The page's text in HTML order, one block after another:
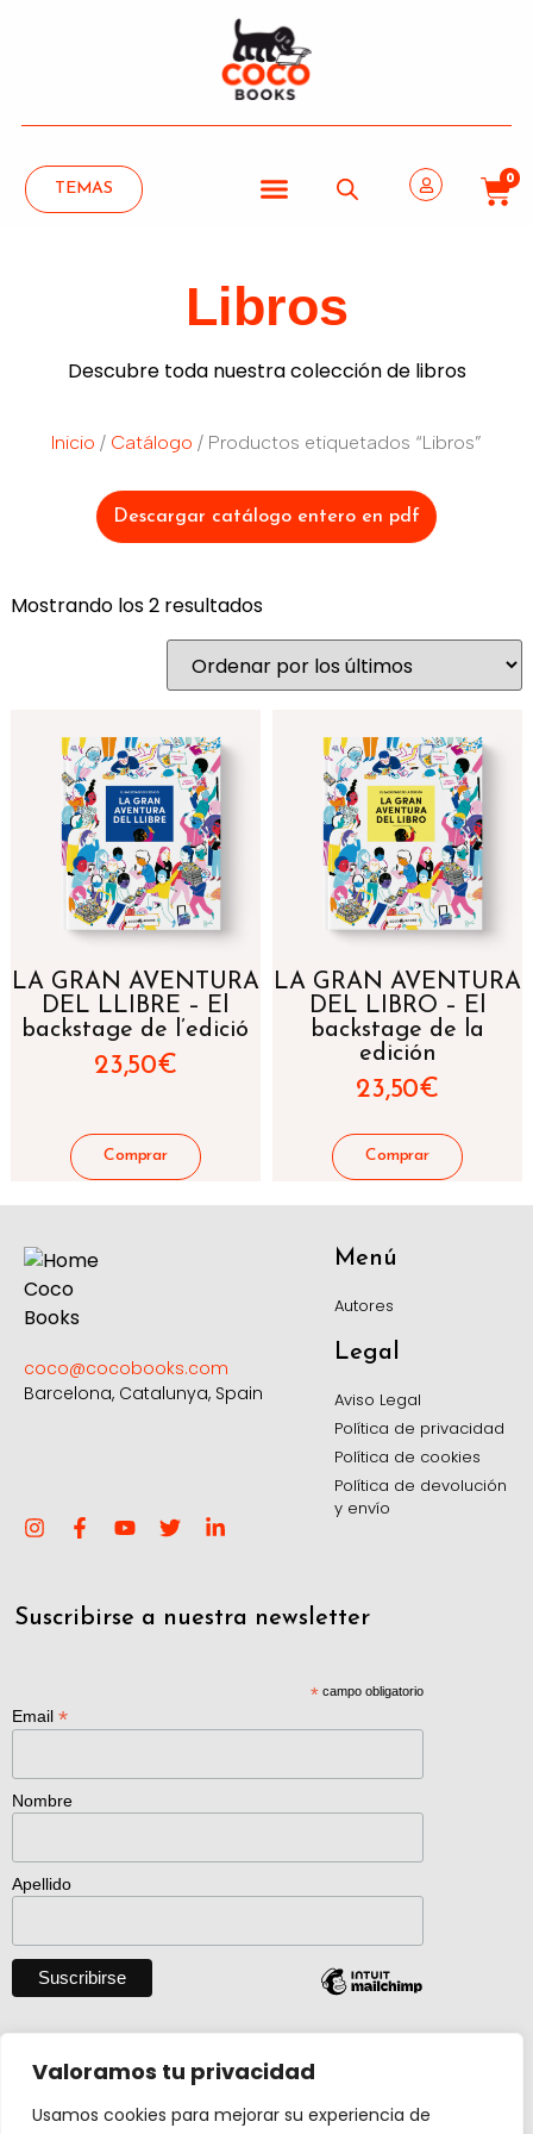
Valoramos tu privacidad
Usamos cookies para mejorar su experiencia de
TEMAS
0
Libros
Descubre toda nuestra colección de libros
Inicio / Catálogo / Productos etiquetados “Libros”
Descargar catálogo entero en pdf
Mostrando los 2 resultados
LA GRAN AVENTURA
DEL LLIBRE – El
backstage de l’edició
23,50€
LA GRAN AVENTURA
DEL LIBRO – El
backstage de la
edición
23,50€
coco@cocobooks.com
Barcelona, Catalunya, Spain
Menú
Autores
Legal
Aviso Legal
Política de privacidad
Política de cookies
Política de devolución
y envío
Suscribirse a nuestra newsletter
*campo obligatorio
Email *
Nombre
Apellido
Descargar catálogo entero en pdf